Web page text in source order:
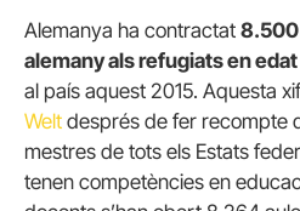
Alemanya ha contractat 8.500
alemany als refugiats en
al país aquest 2015. Aquesta
Welt després de fer recompte
mestres de tots els Estats
tenen competències en